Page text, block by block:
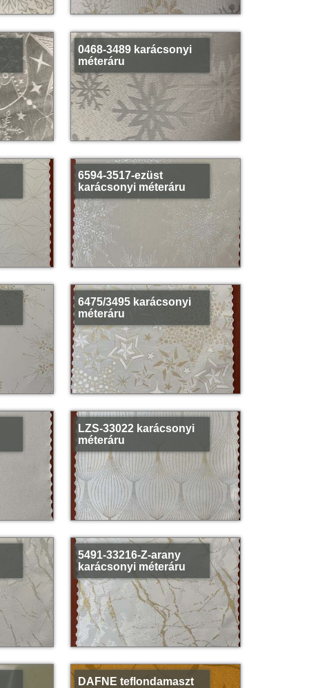
0468-3489 karácsonyi
méteráru
6594-3517-ezüst
karácsonyi méteráru
6475/3495 karácsonyi
méteráru
LZS-33022 karácsonyi
méteráru
5491-33216-Z-arany
karácsonyi méteráru
DAFNE teflondamaszt